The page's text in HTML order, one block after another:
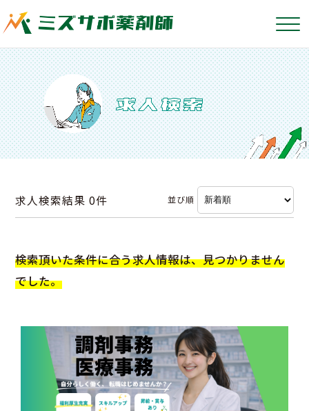
求人検索結果0件 並び順
検索頂いた条件に合う求人情報は、見つかりません
でした。